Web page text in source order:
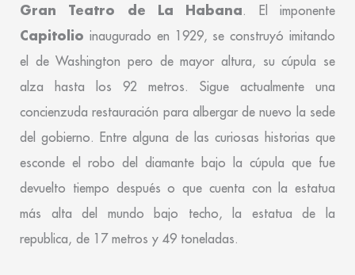
Gran Teatro de La Habana. El imponente
Capitolio inaugurado en 1929, se construyó imitando
el de Washington pero de mayor altura, su cúpula se
alza hasta los 92 metros. Sigue actualmente una
concienzuda restauración para albergar de nuevo la sede
del gobierno. Entre alguna de las curiosas historias que
esconde el robo del diamante bajo la cúpula que fue
devuelto tiempo después o que cuenta con la estatua
más alta del mundo bajo techo, la estatua de la
republica, de 17 metros y 49 toneladas.